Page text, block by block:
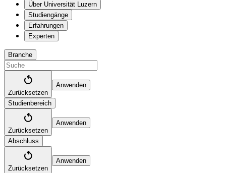
Über Universität Luzern
Studiengänge
Erfahrungen
Experten
Branche
Zurücksetzen
Anwenden
Studienbereich
Zurücksetzen
Anwenden
Abschluss
Zurücksetzen
Anwenden